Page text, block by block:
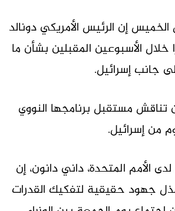
الخميس إن الرئيس الأمريكي دونالد
خلال الأسبوعين المقبلين بشأن ما
جانب إسرائيل.
تناقش مستقبل برنامجها النووي
من إسرائيل.
الأمم المتحدة، داني دانون، إن
جهود حقيقية لتفكيك القدرات